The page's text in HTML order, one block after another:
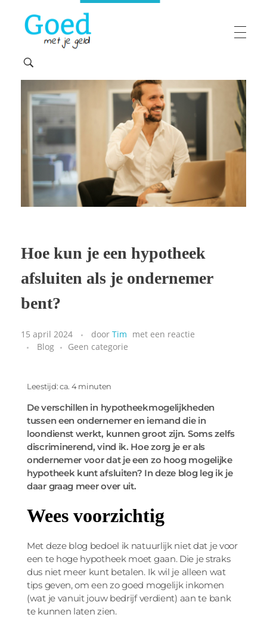
maakt 'moeilijke' financiën makkelijk
Hoe kun je een hypotheek
afsluiten als je ondernemer
bent?
15 april 2024 door Tim met een reactie
Blog
Geen categorie
Leestijd: ca. 4 minuten
De verschillen in hypotheekmogelijkheden
tussen een ondernemer en iemand die in
loondienst werkt, kunnen groot zijn. Soms zelfs
discriminerend, vind ik. Hoe zorg je er als
ondernemer voor dat je een zo hoog mogelijke
hypotheek kunt afsluiten? In deze blog leg ik je
daar graag meer over uit.
Wees voorzichtig
Met deze blog bedoel ik natuurlijk niet dat je voor
een te hoge hypotheek moet gaan. Die je straks
dus niet meer kunt betalen. Ik wil je alleen wat
tips geven, om een zo goed mogelijk inkomen
(wat je vanuit jouw bedrijf verdient) aan te bank
te kunnen laten zien.